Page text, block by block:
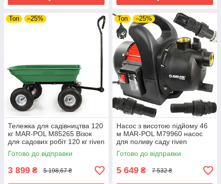
Топ –25%
Тележка для садівництва 120
кг MAR-POL M85265 Візок
для садових робіт 120 кг riven
Готово до відправки
3 899 ₴ 5 198,67 ₴
Топ –25%
Насос з висотою підйому 46
м MAR-POL M79960 насос
для поливу саду riven
Готово до відправки
5 649 ₴ 7 532 ₴